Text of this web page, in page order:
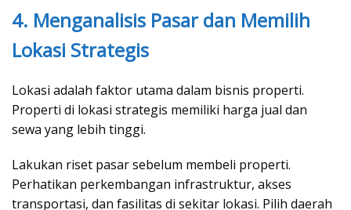
4. Menganalisis Pasar dan Memilih
Lokasi Strategis
Lokasi adalah faktor utama dalam bisnis properti.
Properti di lokasi strategis memiliki harga jual dan
sewa yang lebih tinggi.
Lakukan riset pasar sebelum membeli properti.
Perhatikan perkembangan infrastruktur, akses
transportasi, dan fasilitas di sekitar lokasi. Pilih daerah